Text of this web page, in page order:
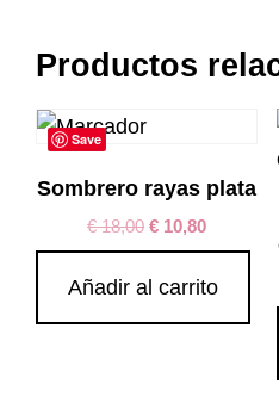
Productos
Save
Sombrero rayas plata
€18,00 € 10,80
Añadir al carrito